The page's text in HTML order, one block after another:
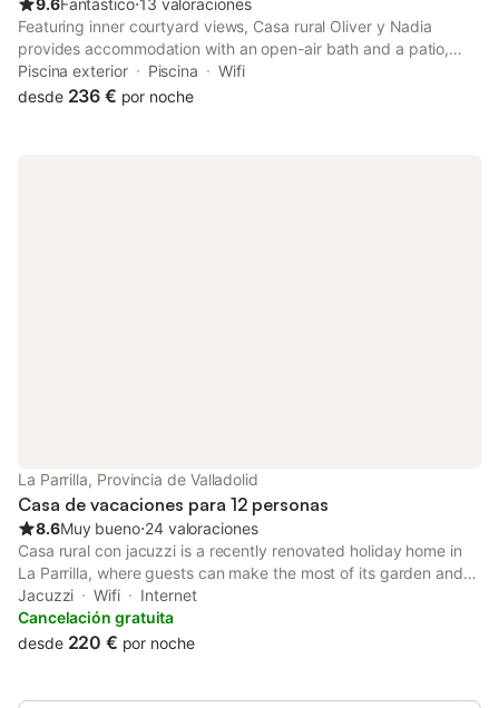
9.6Fantástico⋅13 valoraciones
Featuring inner courtyard views, Casa rural Oliver y Nadia
provides accommodation with an open-air bath and a patio,
around 50 km from Valladolid Train station. This holiday home
has a private pool, barbecue facilities and free WiFi.
Piscina exterior Piscina
Wifi
desde 236 € por noche
La Parrilla, Provincia de Valladolid
Casa de vacaciones para 12 personas
8.6Muy bueno⋅24 valoraciones
Casa rural con jacuzzi is a recently renovated holiday home in
La Parrilla, where guests can make the most of its garden and
bar.
Jacuzzi Wifi
Internet
Cancelación gratuita
desde 220 € por noche